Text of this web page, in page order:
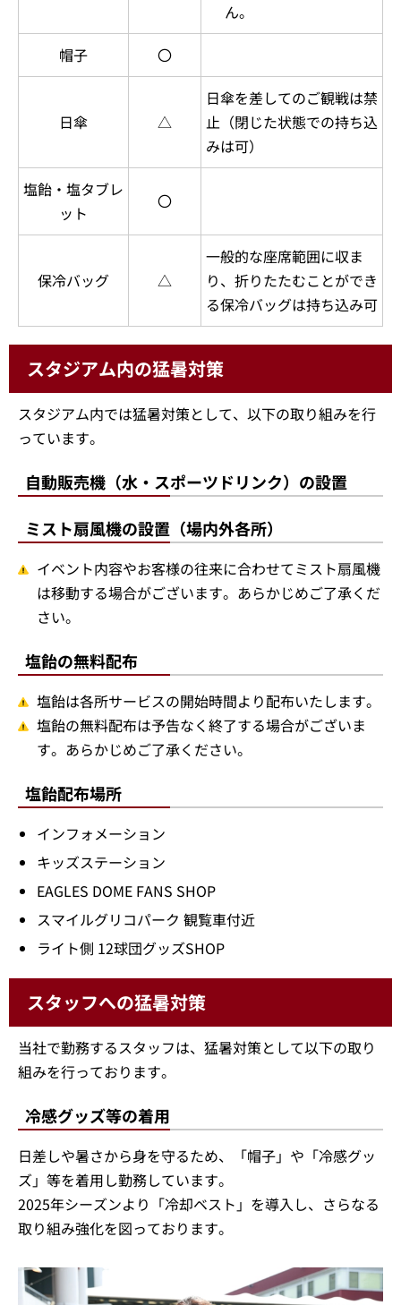
ん。
帽子
〇
日傘 △
日傘を差してのご観戦は禁
止（閉じた状態での持ち込
みは可）
塩飴・塩タブレ
ット
〇
保冷バッグ △
一般的な座席範囲に収ま
り、折りたたむことができ
る保冷バッグは持ち込み可
スタジアム内の猛暑対策
スタジアム内では猛暑対策として、以下の取り組みを行
っています。
自動販売機（水・スポーツドリンク）の設置
ミスト扇風機の設置（場内外各所）
イベント内容やお客様の往来に合わせてミスト扇風機
は移動する場合がございます。あらかじめご了承くだ
さい。
塩飴の無料配布
塩飴は各所サービスの開始時間より配布いたします。
塩飴の無料配布は予告なく終了する場合がございま
す。あらかじめご了承ください。
塩飴配布場所
インフォメーション
キッズステーション
EAGLES DOME FANS SHOP
スマイルグリコパーク 観覧車付近
ライト側 12球団グッズSHOP
スタッフへの猛暑対策
当社で勤務するスタッフは、猛暑対策として以下の取り
組みを行っております。
冷感グッズ等の着用
日差しや暑さから身を守るため、「帽子」や「冷感グッ
ズ」等を着用し勤務しています。
2025年シーズンより「冷却ベスト」を導入し、さらなる
取り組み強化を図っております。